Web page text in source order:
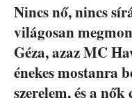
Nincs nő, nincs
világosan
Géza, azaz MC
énekes mostanra
szerelem, és a